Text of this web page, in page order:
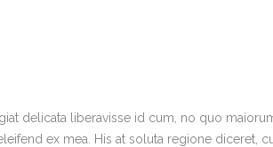
delicata liberavisse id cum, no quo
ex mea. His at soluta regione diceret,